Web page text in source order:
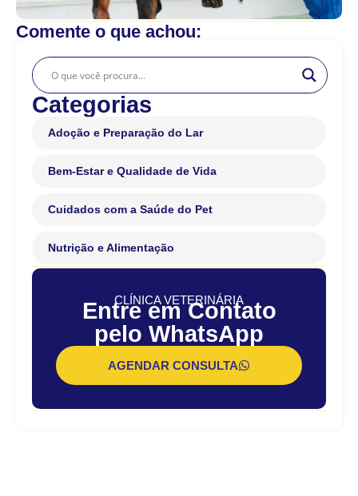
Comente o que achou:
Categorias
Adoção e Preparação do Lar
Bem-Estar e Qualidade de Vida
Cuidados com a Saúde do Pet
Nutrição e Alimentação
CLÍNICA VETERINÁRIA
Entre em Contato
pelo WhatsApp
AGENDAR CONSULTA